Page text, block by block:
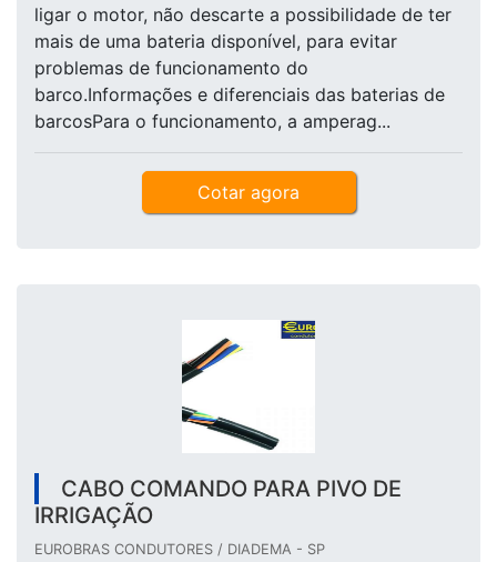
ligar o motor, não descarte a possibilidade de ter
mais de uma bateria disponível, para evitar
problemas de funcionamento do
barco.Informações e diferenciais das baterias de
barcosPara o funcionamento, a amperag...
Cotar agora
CABO COMANDO PARA PIVO DE
IRRIGAÇÃO
EUROBRAS CONDUTORES / DIADEMA - SP